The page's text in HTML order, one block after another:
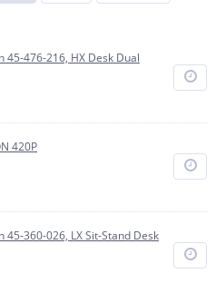
476-216, HX Desk Dual
420P
360-026, LX Sit-Stand Desk